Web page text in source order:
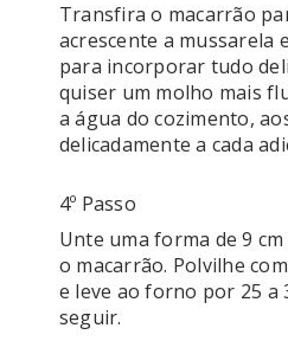
Transfira o macarrão
acrescente a mussarela
para incorporar tudo
quiser um molho mais
a água do cozimento,
4º Passo
Unte uma forma de 9
o macarrão. Polvilhe
e leve ao forno por 25 a
seguir.